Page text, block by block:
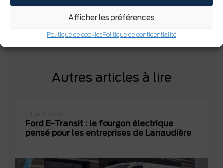
Afficher les préférences
Politique de cookiesPolitique de confidentialité
ESCAPE
en inventaire
Autres articles à lire
23 avril 2026
Ford E-Transit : le fourgon électrique
pensé pour les entreprises de Lanaudière